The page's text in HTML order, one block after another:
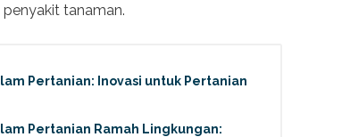
tanaman.
Pertanian: Inovasi untuk Pertanian
Pertanian Ramah Lingkungan: